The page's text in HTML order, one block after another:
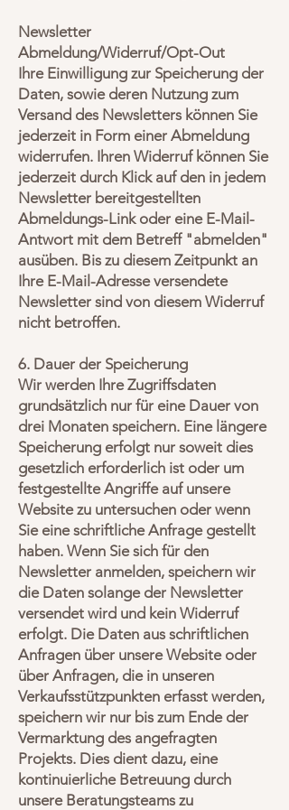
Newsletter
Abmeldung/Widerruf/Opt-Out
Ihre Einwilligung zur Speicherung der
Daten, sowie deren Nutzung zum
Versand des Newsletters können Sie
jederzeit in Form einer Abmeldung
widerrufen. Ihren Widerruf können Sie
jederzeit durch Klick auf den in jedem
Newsletter bereitgestellten
Abmeldungs-Link oder eine E-Mail-
Antwort mit dem Betreff "abmelden"
ausüben. Bis zu diesem Zeitpunkt an
Ihre E-Mail-Adresse versendete
Newsletter sind von diesem Widerruf
nicht betroffen.
6. Dauer der Speicherung
Wir werden Ihre Zugriffsdaten
grundsätzlich nur für eine Dauer von
drei Monaten speichern. Eine längere
Speicherung erfolgt nur soweit dies
gesetzlich erforderlich ist oder um
festgestellte Angriffe auf unsere
Website zu untersuchen oder wenn
Sie eine schriftliche Anfrage gestellt
haben. Wenn Sie sich für den
Newsletter anmelden, speichern wir
die Daten solange der Newsletter
versendet wird und kein Widerruf
erfolgt. Die Daten aus schriftlichen
Anfragen über unsere Website oder
über Anfragen, die in unseren
Verkaufsstützpunkten erfasst werden,
speichern wir nur bis zum Ende der
Vermarktung des angefragten
Projekts. Dies dient dazu, eine
kontinuierliche Betreuung durch
unsere Beratungsteams zu